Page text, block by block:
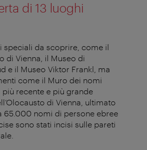
di 13 luoghi
speciali da scoprire, come il
di Vienna, il Museo di
e il Museo Viktor Frankl, ma
come il Muro dei nomi
più recente e più grande
di Vienna, ultimato
65.000 nomi di persone ebree
sono stati incisi sulle pareti